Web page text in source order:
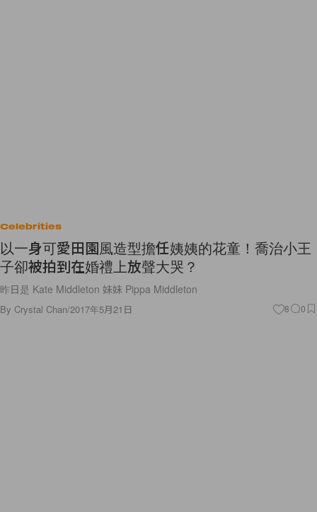
Celebrities
以一身可愛田園風造型擔任姨姨的花童！喬治小王
子卻被拍到在婚禮上放聲大哭？
昨日是 Kate Middleton 妹妹 Pippa Middleton
By Crystal Chan/2017年5月21日 8 0